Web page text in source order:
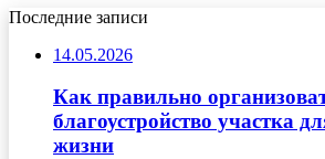
Последние записи
14.05.2026
Как правильно
благоустройство участка
жизни